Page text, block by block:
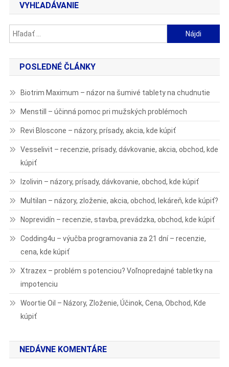
VYHĽADÁVANIE
Hľadať:
POSLEDNÉ ČLÁNKY
Biotrim Maximum – názor na šumivé tablety na chudnutie
Menstill – účinná pomoc pri mužských problémoch
Revi Bloscone – názory, prísady, akcia, kde kúpiť
Vesselivit – recenzie, prísady, dávkovanie, akcia, obchod, kde
kúpiť
Izolivin – názory, prísady, dávkovanie, obchod, kde kúpiť
Multilan – názory, zloženie, akcia, obchod, lekáreň, kde kúpiť?
Noprevidín – recenzie, stavba, prevádzka, obchod, kde kúpiť
Codding4u – výučba programovania za 21 dní – recenzie,
cena, kde kúpiť
Xtrazex – problém s potenciou? Voľnopredajné tabletky na
impotenciu
Woortie Oil – Názory, Zloženie, Účinok, Cena, Obchod, Kde
kúpiť
NEDÁVNE KOMENTÁRE